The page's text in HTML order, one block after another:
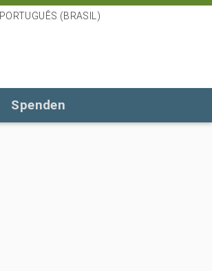
PORTUGUÊS (BRASIL)
Spenden